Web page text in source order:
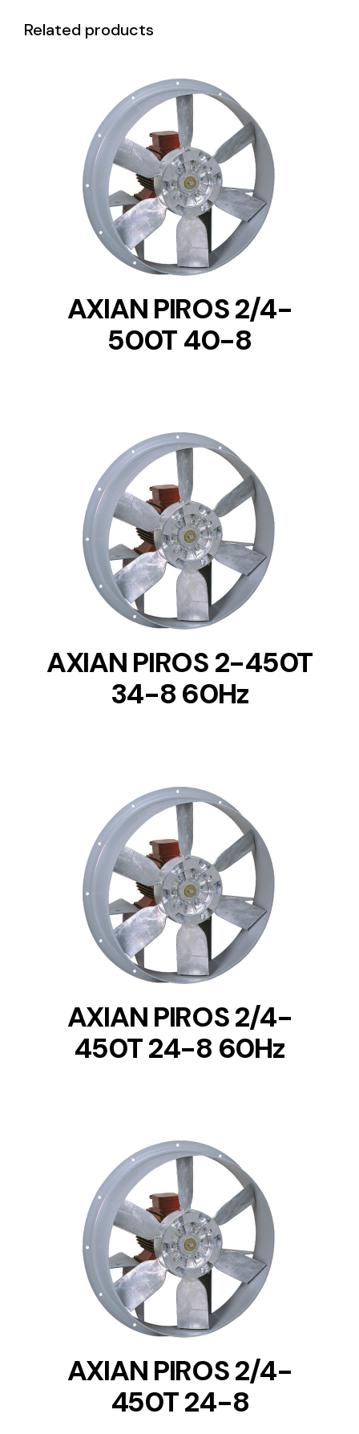
Related products
DETAILS
AXIAN PIROS 2/4-
500T 40-8
DETAILS
AXIAN PIROS 2-450T
34-8 60Hz
DETAILS
AXIAN PIROS 2/4-
450T 24-8 60Hz
DETAILS
AXIAN PIROS 2/4-
450T 24-8